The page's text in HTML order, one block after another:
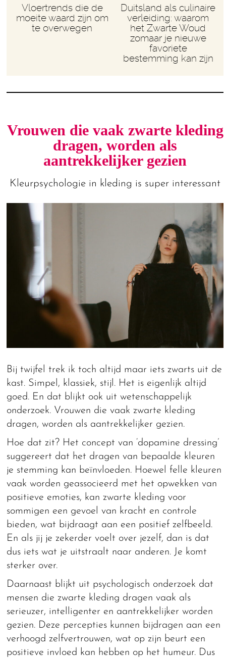
Vloertrends die de
moeite waard zijn om
te overwegen
Duitsland als culinaire
verleiding: waarom
het Zwarte Woud
zomaar je nieuwe
favoriete
bestemming kan zijn
Vrouwen die vaak zwarte kleding
dragen, worden als
aantrekkelijker gezien
Kleurpsychologie in kleding is super interessant
Bij twijfel trek ik toch altijd maar iets zwarts uit de
kast. Simpel, klassiek, stijl. Het is eigenlijk altijd
goed. En dat blijkt ook uit wetenschappelijk
onderzoek. Vrouwen die vaak zwarte kleding
dragen, worden als aantrekkelijker gezien.
Hoe dat zit? Het concept van ‘dopamine dressing’
suggereert dat het dragen van bepaalde kleuren
je stemming kan beïnvloeden. Hoewel felle kleuren
vaak worden geassocieerd met het opwekken van
positieve emoties, kan zwarte kleding voor
sommigen een gevoel van kracht en controle
bieden, wat bijdraagt aan een positief zelfbeeld.
En als jij je zekerder voelt over jezelf, dan is dat
dus iets wat je uitstraalt naar anderen. Je komt
sterker over.
Daarnaast blijkt uit psychologisch onderzoek dat
mensen die zwarte kleding dragen vaak als
serieuzer, intelligenter en aantrekkelijker worden
gezien. Deze percepties kunnen bijdragen aan een
verhoogd zelfvertrouwen, wat op zijn beurt een
positieve invloed kan hebben op het humeur. Dus